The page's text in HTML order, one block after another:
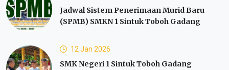
Jadwal Sistem Penerimaan Murid Baru
(SPMB) SMKN 1 Sintuk Toboh Gadang
12 Jan 2026
SMK Negeri 1 Sintuk Toboh Gadang